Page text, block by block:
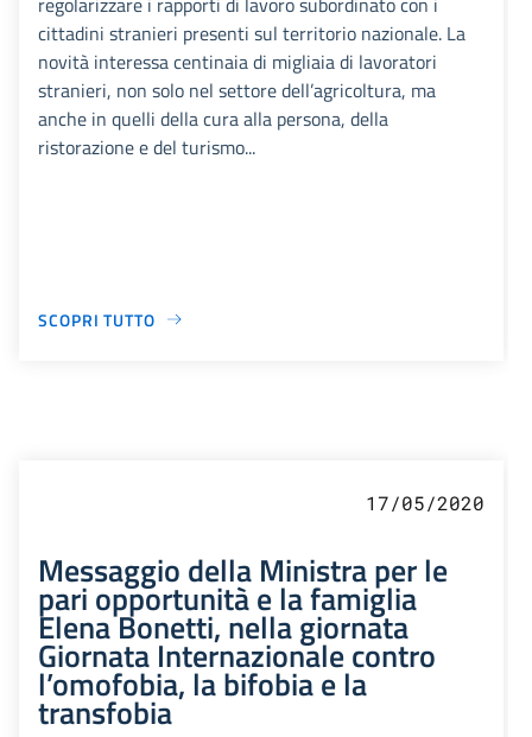
cittadini stranieri presenti sul territorio nazionale. La
novità interessa centinaia di migliaia di lavoratori
stranieri, non solo nel settore dell’agricoltura, ma
anche in quelli della cura alla persona, della
ristorazione e del turismo...
SCOPRI TUTTO
17/05/2020
Messaggio della Ministra per le
pari opportunità e la famiglia
Elena Bonetti, nella giornata
Giornata Internazionale contro
l’omofobia, la bifobia e la
transfobia